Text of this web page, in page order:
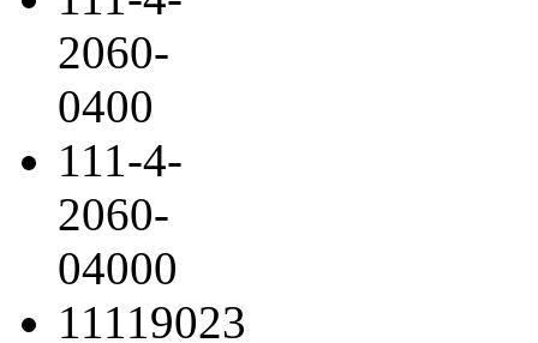
2060-
0400
111-4-
2060-
04000
11119023